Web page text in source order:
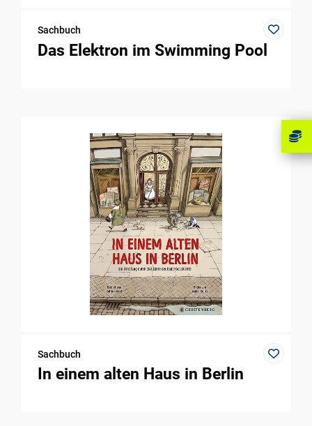
Sachbuch
Das Elektron im Swimming Pool
Sachbuch
In einem alten Haus in Berlin